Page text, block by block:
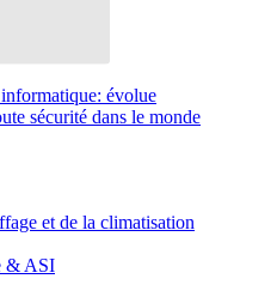
évolue
sécurité dans le monde
et de la climatisation
& ASI